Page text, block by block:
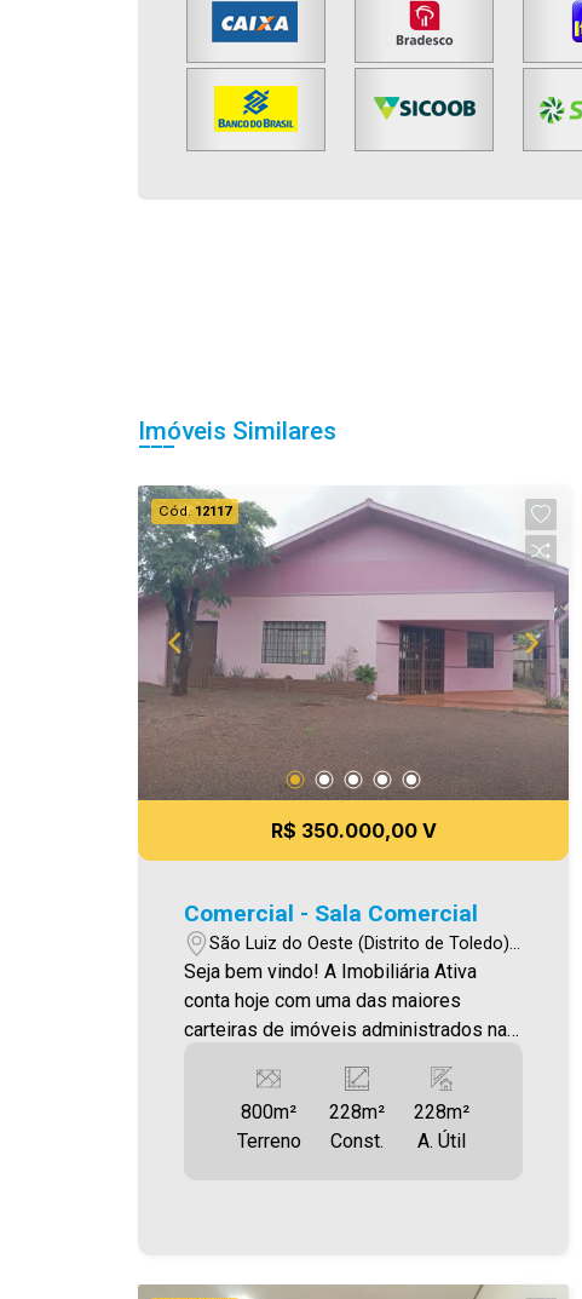
Imóveis Similares
Cód. 12117
R$ 350.000,00 V
Comercial - Sala Comercial
São Luiz do Oeste (Distrito de Toledo) -
Toledo/PR
Seja bem vindo! A Imobiliária Ativa
conta hoje com uma das maiores
carteiras de imóveis administrados na
venda. Confira mais uma de nossas
opções! Sala comercial localizada em
São Luiz Do Oeste. Área construída
800m²
Terreno
228m²
Const.
228m²
A. Útil